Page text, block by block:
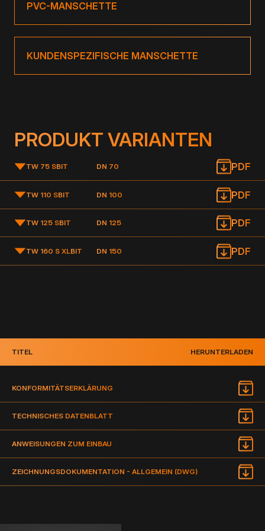
PVC-MANSCHETTE
KUNDENSPEZIFISCHE MANSCHETTE
PRODUKT VARIANTEN
TW 75 SBIT DN 70 PDF
TW 110 SBIT DN 100 PDF
TW 125 SBIT DN 125 PDF
TW 160 S XLBIT DN 150 PDF
TITEL HERUNTERLADEN
KONFORMITÄTSERKLÄRUNG
TECHNISCHES DATENBLATT
ANWEISUNGEN ZUM EINBAU
ZEICHNUNGSDOKUMENTATION - ALLGEMEIN (DWG)